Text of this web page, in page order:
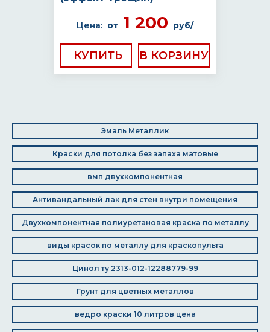
Цена: от 1 200 руб/
КУПИТЬ
Эмаль Металлик
Краски для потолка без запаха матовые
вмп двухкомпонентная
Антивандальный лак для стен внутри помещения
Двухкомпонентная полиуретановая краска по металлу
виды красок по металлу для краскопульта
Цинол ту 2313-012-12288779-99
Грунт для цветных металлов
ведро краски 10 литров цена